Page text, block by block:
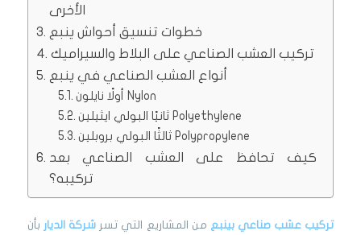
الأخرى
خطوات تنسيق أحواش ينبع
تركيب العشب الصناعي على البلاط والسيراميك
أولًا نايلون Nylon
ثانيًا البولي ايثيلين Polyethylene
ثالثًا البولي بروبلين Polypropylene
كيف تحافظ على العشب الصناعي بعد
تركيب عشب صناعي بينبع من المشاريع التي تسرشركة الديار بأن